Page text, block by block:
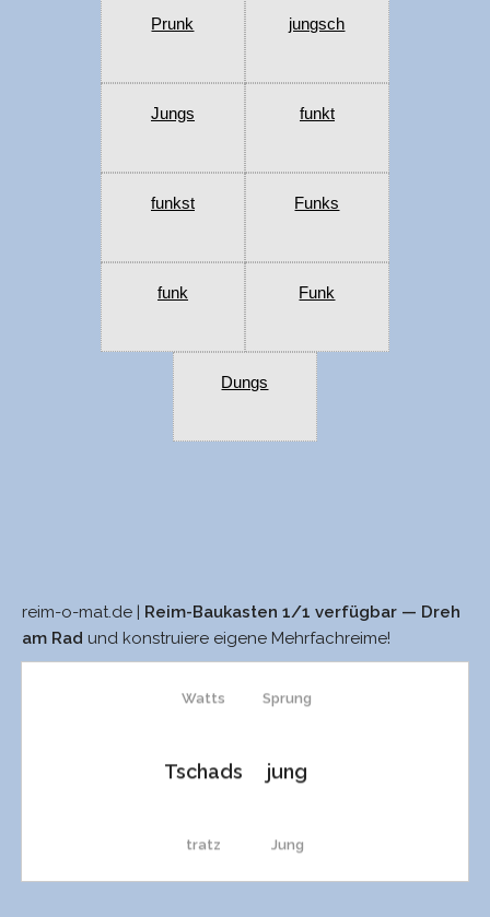
Prunk jungsch
Jungs funkt
funkst Funks
funk Funk
Dungs
reim-o-mat.de |
Reim-Baukasten 1/1 verfügbar — Dreh
am Rad und konstruiere eigene Mehrfachreime!
Watts
Tschads
tratz
Sprung
jung
Jung